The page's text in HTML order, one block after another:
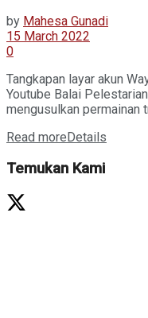
by Mahesa Gunadi
15 March 2022
0
Tangkapan layar akun
Youtube Balai
mengusulkan permainan
Read more Details
Temukan Kami